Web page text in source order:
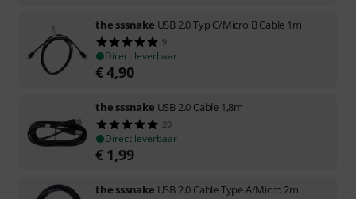
the sssnake USB 2.0 Typ C/Micro B Cable 1m
9
Direct leverbaar
€4,90
the sssnake USB 2.0 Cable 1,8m
20
Direct leverbaar
€ 1,99
the sssnake USB 2.0 Cable Type A/Micro 2m